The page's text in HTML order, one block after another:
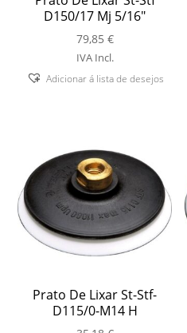
D150/17 Mj 5/16″
79,85 €
IVA Incl.
Adicionar á lista de desejos
Prato De Lixar St-Stf-
D115/0-M14 H